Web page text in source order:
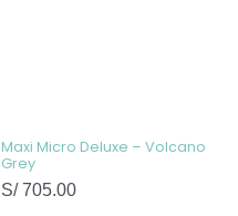
Maxi Micro Deluxe – Volcano
Grey
S/705.00